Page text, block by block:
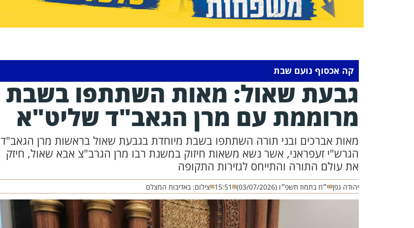
קה אכסוף נועם שבת
גבעת שאול: מאות השתתפו בשבת
מרוממת עם מרן הגאב"ד שליט"א
מאות אברכים ובני תורה השתתפו בשבת מיוחדת בגבעת שאול בראשות מרן הגאב"ד
הגרש"י זעפראני, אשר נשא משאות חיזוק במשנת רבו מרן הגרב"צ אבא שאול, חיזק
את עולם התורה והתייחס לגזירות התקופה
יהודה גפן י״ח בתמוז תשפ״ו (03/07/2026) 15:51 צילום: באדיבות המצלם